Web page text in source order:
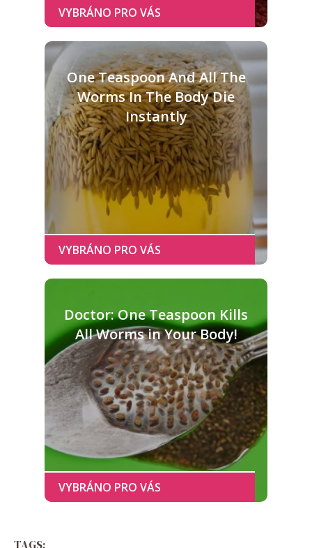
One Teaspoon And All The
Worms In The Body Die
Instantly
Doctor: One Teaspoon Kills
All Worms in Your Body!
TAGS: